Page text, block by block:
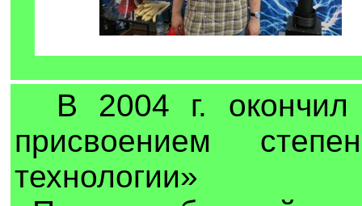
В 2004 г. окончил
присвоением